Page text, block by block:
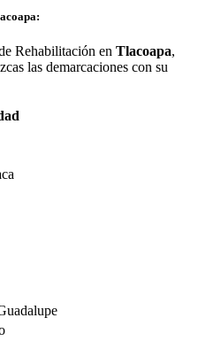
Rehabilitación en Tlacoapa,
las demarcaciones con su